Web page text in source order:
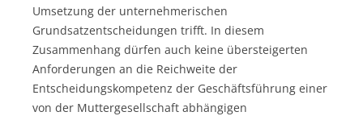
Umsetzung der unternehmerischen
Grundsatzentscheidungen trifft. In diesem
Zusammenhang dürfen auch keine übersteigerten
Anforderungen an die Reichweite der
Entscheidungskompetenz der Geschäftsführung einer
von der Muttergesellschaft abhängigen